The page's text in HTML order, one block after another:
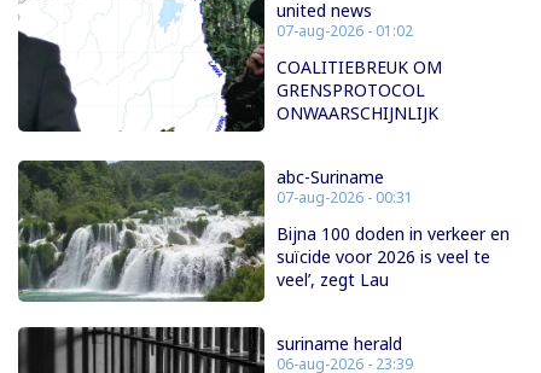
united news
07-aug-2026 - 01:02
COALITIEBREUK OM
GRENSPROTOCOL
ONWAARSCHIJNLIJK
abc-Suriname
07-aug-2026 - 00:31
Bijna 100 doden in verkeer en
suïcide voor 2026 is veel te
veel’, zegt Lau
suriname herald
06-aug-2026 - 23:39